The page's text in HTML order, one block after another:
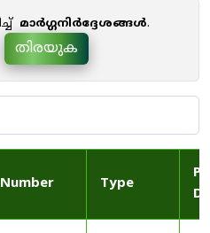
മാർഗ്ഗനിർദ്ദേശങ്ങൾ.
തിരയുക
Type